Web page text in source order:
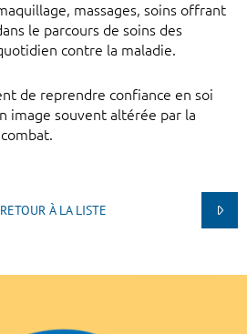
massages, soins offrant
le parcours de soins des
contre la maladie.
de reprendre confiance en soi
image souvent altérée par la
RETOUR À LA LISTE